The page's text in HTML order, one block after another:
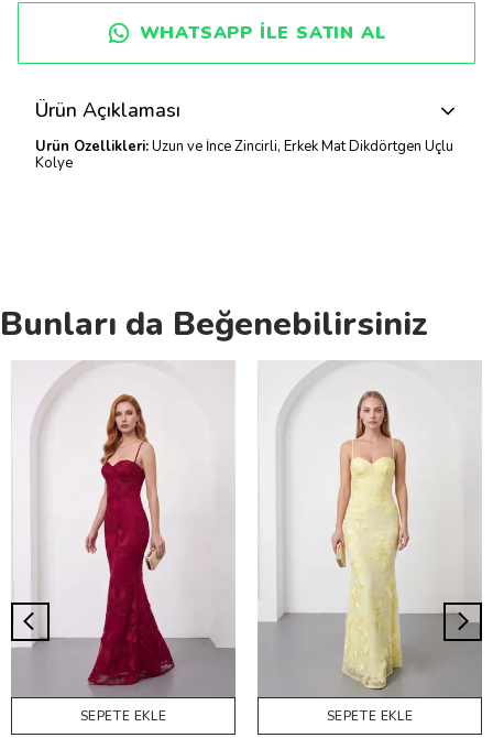
WHATSAPP ILE SATIN AL
Ürün Açıklaması
Ürün Özellikleri:Uzun ve İnce Zincirli, Erkek Mat Dikdörtgen Uçlu
Kolye
Bunları da Beğenebilirsiniz
SEPETE EKLE SEPETE EKLE